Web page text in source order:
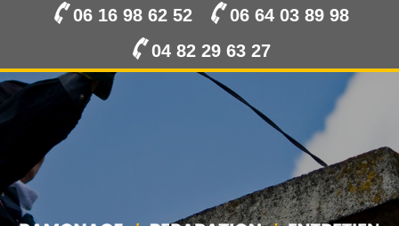
06 16 98 62 52
06 64 03 89 98
04 82 29 63 27